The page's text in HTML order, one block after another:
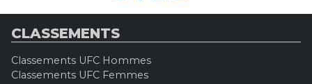
CLASSEMENTS
Classements UFC Hommes
Classements UFC Femmes